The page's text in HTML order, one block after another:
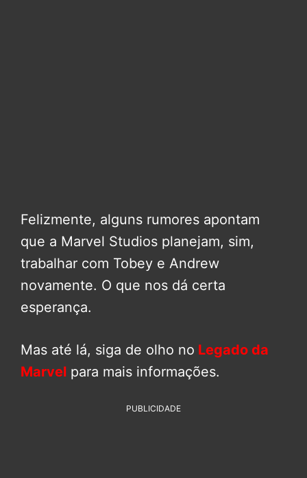
Felizmente, alguns rumores apontam
que a Marvel Studios planejam, sim,
trabalhar com Tobey e Andrew
novamente. O que nos dá certa
esperança.
Mas até lá, siga de olho no Legado da
Marvel para mais informações.
PUBLICIDADE